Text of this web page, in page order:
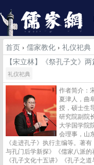
首页 › 儒家教化 › 礼仪祀典
【宋立林】《祭孔子文》两
礼仪祀典
作者简介：
夏津人，曲
授，硕士生
研究院副院
大学国学院
会理事，山
《走进孔子》执行主编等。著
与孔门后学新探》《儒家八派的
《孔子文化十五讲》《孔子之道